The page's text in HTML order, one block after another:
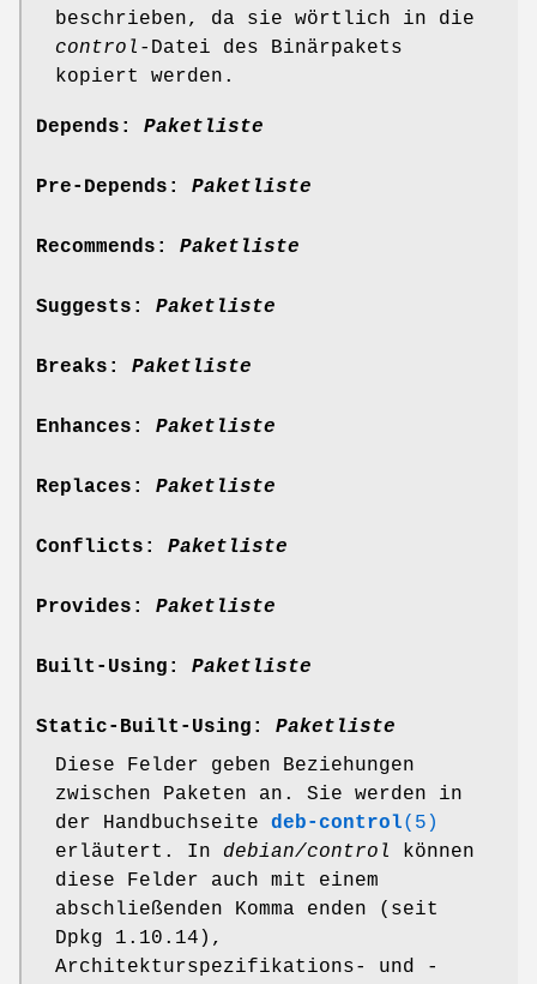
beschrieben, da sie wörtlich in die
control -Datei des Binärpakets
kopiert werden.
Depends: Paketliste
Pre-Depends: Paketliste
Recommends: Paketliste
Suggests: Paketliste
Breaks: Paketliste
Enhances: Paketliste
Replaces: Paketliste
Conflicts: Paketliste
Provides: Paketliste
Built-Using: Paketliste
Static-Built-Using:
Paketliste
Diese Felder geben Beziehungen
zwischen Paketen an. Sie werden in
der Handbuchseite deb-control(5)
erläutert. In debian/control
können
diese Felder auch mit einem
abschließenden Komma enden (seit
Dpkg 1.10.14),
Architekturspezifikations- und -